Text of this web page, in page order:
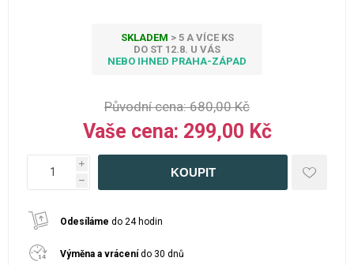
SKLADEM > 5 A VÍCE KS
DO ST 12.8. U VÁS
NEBO IHNED PRAHA-ZÁPAD
Původní cena: 680,00 Kč
Vaše cena: 299,00 Kč
i
h
Odesíláme do 24 hodin
Výměna a vrácení do 30 dnů